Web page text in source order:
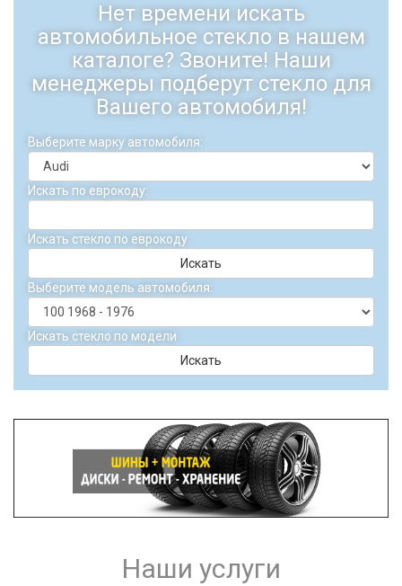
Нет времени искать
автомобильное стекло в нашем
каталоге? Звоните! Наши
менеджеры подберут стекло для
Вашего автомобиля!
Выберите марку автомобиля:
Искать по еврокоду:
Искать стекло по еврокоду
Искать
Выберите модель автомобиля:
Искать стекло по модели
Искать
Наши услуги